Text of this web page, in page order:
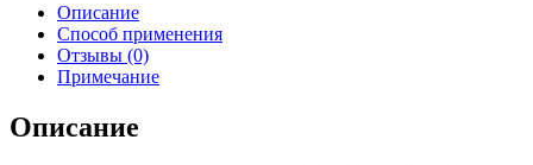
Описание
Способ применения
Отзывы (0)
Примечание
Описание